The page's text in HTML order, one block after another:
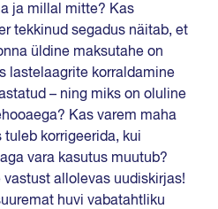
ja millal mitte? Kas
tekkinud segadus näitab, et
üldine maksutahe on
lastelaagrite korraldamine
– ning miks on oluline
Kas varem maha
korrigeerida, kui
vara kasutus muutub?
allolevas uudiskirjas!
huvi vabatahtliku